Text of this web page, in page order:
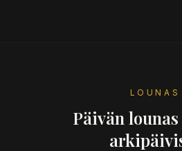
LOUNAS
Päivän